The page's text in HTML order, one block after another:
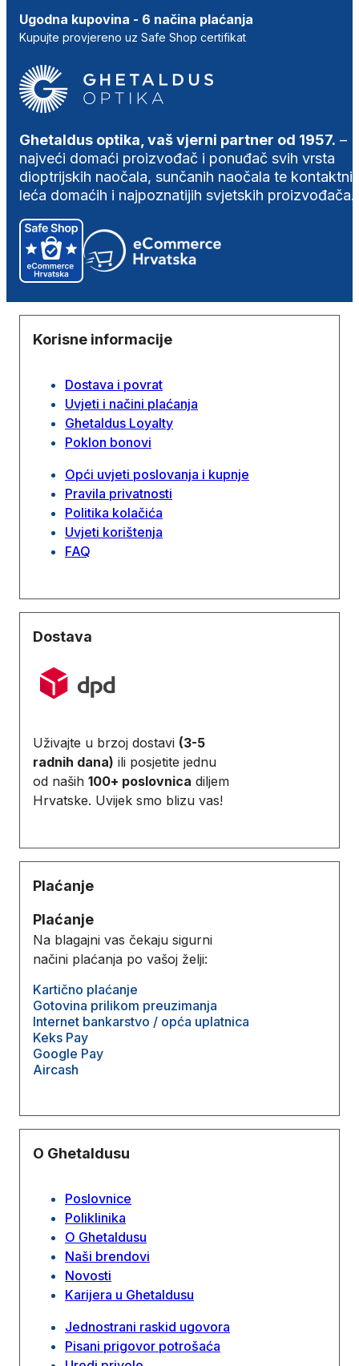
Ugodna kupovina - 6 načina plaćanja
Kupujte provjereno uz Safe Shop certifikat
Ghetaldus optika, vaš vjerni partner od 1957. –
najveći domaći proizvođač i ponuđač svih vrsta
dioptrijskih naočala, sunčanih naočala te
leća domaćih i najpoznatijih svjetskih proizvođača.
Korisne informacije
Dostava i povrat
Uvjeti i načini plaćanja
Ghetaldus Loyalty
Poklon bonovi
Opći uvjeti poslovanja i kupnje
Pravila privatnosti
Politika kolačića
Uvjeti korištenja
FAQ
Dostava
Uživajte u brzoj dostavi (3-5
radnih dana) ili posjetite jednu
od naših 100+ poslovnica diljem
Hrvatske. Uvijek smo blizu vas!
Plaćanje
Plaćanje
Na blagajni vas čekaju sigurni
načini plaćanja po vašoj želji:
Kartično plaćanje
Gotovina prilikom preuzimanja
Internet bankarstvo / opća uplatnica
Keks Pay
Google Pay
Aircash
O Ghetaldusu
Poslovnice
Poliklinika
O Ghetaldusu
Naši brendovi
Novosti
Karijera u Ghetaldusu
Jednostrani raskid ugovora
Pisani prigovor potrošaća